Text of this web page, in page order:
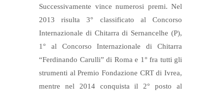
Successivamente vince numerosi premi. Nel
2013 risulta 3° classificato al Concorso
Internazionale di Chitarra di Sernancelhe (P),
1° al Concorso Internazionale di Chitarra
“Ferdinando Carulli” di Roma e 1° fra tutti gli
strumenti al Premio Fondazione CRT di Ivrea,
mentre nel 2014 conquista il 2° posto al